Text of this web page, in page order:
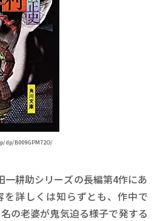
dp/B009GPM72O/
一耕助シリーズの長編第4作にあ
を詳しくは知らずとも、作中で
の老婆が鬼気迫る様子で発する